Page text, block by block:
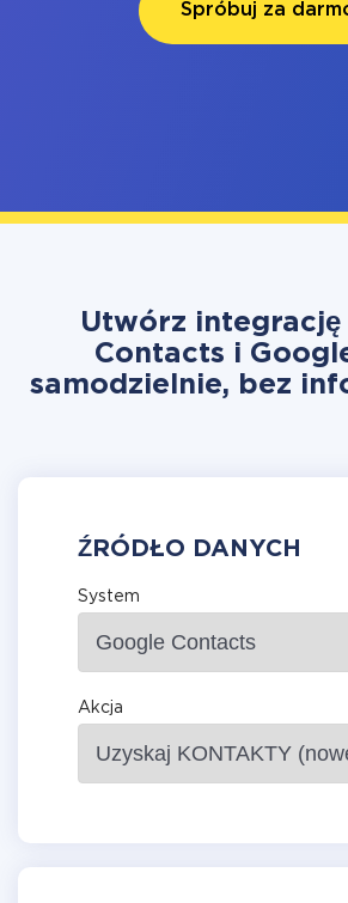
Spróbuj za
Utwórz integrację
Contacts i
samodzielnie, bez
ŹRÓDŁO DANYCH
System
Akcja